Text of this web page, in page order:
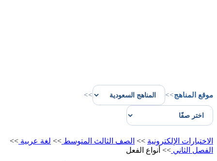
موقع المناهج>>
>>
الاختبارات الإلكترونية >> الصف الثالث المتوسط >> لغة عربية >>
الفصل الثاني >> أنواع الفعل